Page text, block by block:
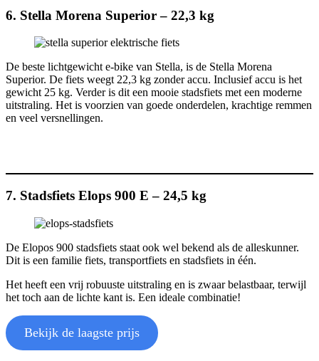
6. Stella Morena Superior – 22,3 kg
De beste lichtgewicht e-bike van Stella, is de Stella Morena
Superior. De fiets weegt 22,3 kg zonder accu. Inclusief accu is het
gewicht 25 kg. Verder is dit een mooie stadsfiets met een moderne
uitstraling. Het is voorzien van goede onderdelen, krachtige remmen
en veel versnellingen.
7. Stadsfiets Elops 900 E – 24,5 kg
De Elopos 900 stadsfiets staat ook wel bekend als de alleskunner.
Dit is een familie fiets, transportfiets en stadsfiets in één.
Het heeft een vrij robuuste uitstraling en is zwaar belastbaar, terwijl
het toch aan de lichte kant is. Een ideale combinatie!
Bekijk de laagste prijs